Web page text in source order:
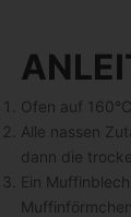
Ofen auf
Alle nassen
dann die
Ein